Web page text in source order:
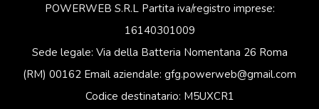
POWERWEB S.R.L Partita iva/registro imprese:
16140301009
Sede legale: Via della Batteria Nomentana 26 Roma
(RM) 00162 Email aziendale: gfg.powerweb@gmail.com
Codice destinatario: M5UXCR1